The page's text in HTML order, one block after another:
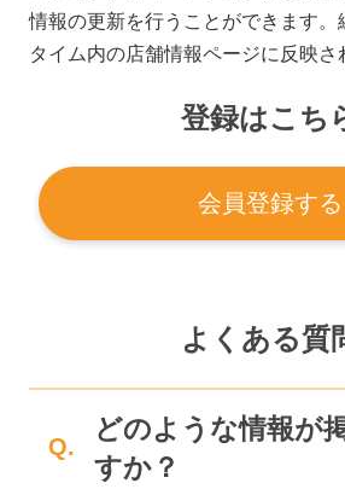
情報の更新を行うことができます。
タイム内の店舗情報ページに反映さ
登録はこち
会員登録する
よくある質
Q.
どのような情報が
すか？